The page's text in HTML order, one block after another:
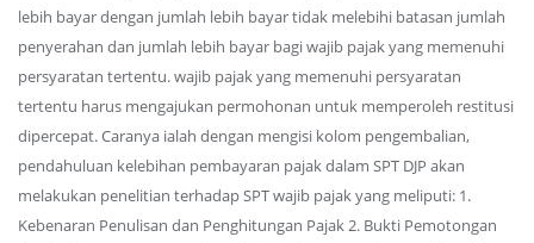
lebih bayar dengan jumlah lebih bayar tidak melebihi batasan jumlah
penyerahan dan jumlah lebih bayar bagi wajib pajak yang memenuhi
persyaratan tertentu. wajib pajak yang memenuhi persyaratan
tertentu harus mengajukan permohonan untuk memperoleh restitusi
dipercepat. Caranya ialah dengan mengisi kolom pengembalian,
pendahuluan kelebihan pembayaran pajak dalam SPT DJP akan
melakukan penelitian terhadap SPT wajib pajak yang meliputi: 1.
Kebenaran Penulisan dan Penghitungan Pajak 2. Bukti Pemotongan